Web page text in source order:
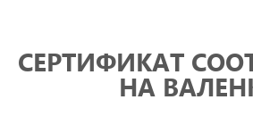
СЕРТИФИКАТ
НА